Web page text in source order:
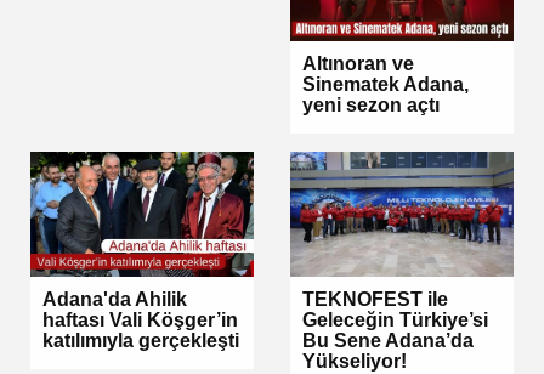
Altınoran ve
Sinematek Adana,
yeni sezon açtı
Adana'da Ahilik
haftası Vali Köşger’in
katılımıyla gerçekleşti
TEKNOFEST ile
Geleceğin Türkiye’si
Bu Sene Adana’da
Yükseliyor!